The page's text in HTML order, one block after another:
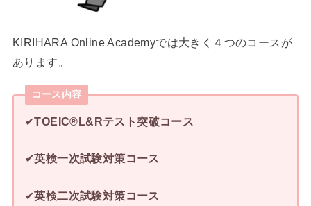
KIRIHARA Online Academyでは大きく４つのコースが
あります。
コース内容
✔TOEIC®L&Rテスト突破コース
✔英検一次試験対策コース
✔英検二次試験対策コース